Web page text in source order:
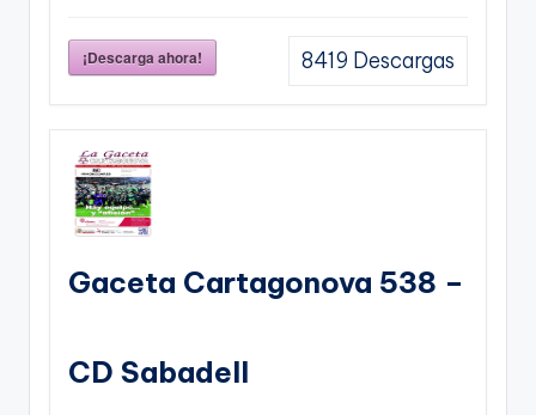
¡Descarga ahora! 8419 Descargas
Gaceta Cartagonova 538 –
CD Sabadell